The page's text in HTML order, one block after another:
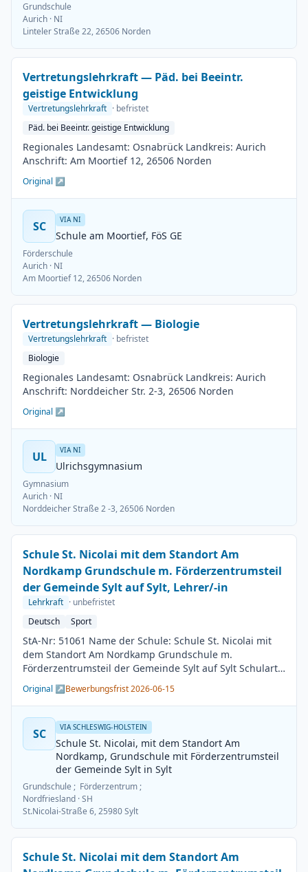
Grundschule
Aurich · NI
Linteler Straße 22, 26506 Norden
Vertretungslehrkraft — Päd. bei Beeintr.
geistige Entwicklung
Vertretungslehrkraft · befristet
Päd. bei Beeintr. geistige Entwicklung
Regionales Landesamt: Osnabrück Landkreis: Aurich
Anschrift: Am Moortief 12, 26506 Norden
Original ↗
SC VIA NI
Schule am Moortief, FöS GE
Förderschule
Aurich · NI
Am Moortief 12, 26506 Norden
Vertretungslehrkraft — Biologie
Vertretungslehrkraft · befristet
Biologie
Regionales Landesamt: Osnabrück Landkreis: Aurich
Anschrift: Norddeicher Str. 2-3, 26506 Norden
Original ↗
UL VIA NI
Ulrichsgymnasium
Gymnasium
Aurich · NI
Norddeicher Straße 2 -3, 26506 Norden
Schule St. Nicolai mit dem Standort Am
Nordkamp Grundschule m. Förderzentrumsteil
der Gemeinde Sylt auf Sylt, Lehrer/-in
Lehrkraft · unbefristet
Deutsch
Sport
StA-Nr: 51061 Name der Schule: Schule St. Nicolai mit
dem Standort Am Nordkamp Grundschule m.
Förderzentrumsteil der Gemeinde Sylt auf Sylt Schulart:
Grundschule Kreis / Kreisfreie Stadt: Nordfriesland
BesGr / EntGr: Besoldungsgruppe A13 1. Fach: Deutsch
2. Fach: Sport Beschäftigungsdauer: Unbefristet
Arbeitsumfang: Teilzeit möglich Besetzungstermin:
01.08.2026 Bewerbungsschluss: 15.06.2026
Veröffentlichung: 01.06.2026
Original ↗Bewerbungsfrist 2026-06-15
SC VIA SCHLESWIG-HOLSTEIN
Schule St. Nicolai, mit dem Standort Am
Nordkamp, Grundschule mit Förderzentrumsteil
der Gemeinde Sylt in Sylt
Grundschule ; Förderzentrum ;
Nordfriesland · SH
St.Nicolai-Straße 6, 25980 Sylt
Schule St. Nicolai mit dem Standort Am